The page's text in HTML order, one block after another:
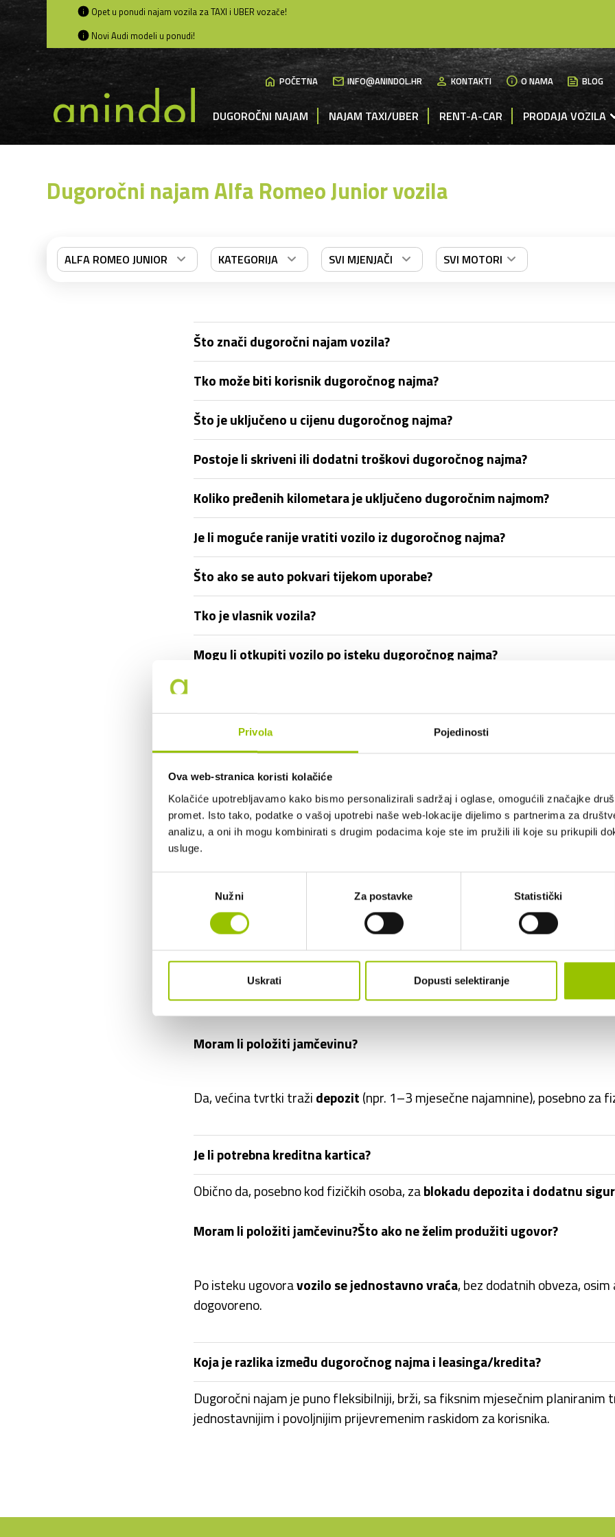
Privola Pojedinosti
Ova web-stranica koristi kolačiće
Kolačiće upotrebljavamo kako bismo personalizirali sadržaj i oglase, omogućili značajke
promet. Isto tako, podatke o vašoj upotrebi naše web-lokacije dijelimo s partnerima za
analizu, a oni ih mogu kombinirati s drugim podacima koje ste im pružili ili koje su prikupili
usluge.
Nužni Za postavke Statistički
Uskrati Dopusti selektiranje
Opet u ponudi najam vozila za TAXI i UBER vozače!
Novi Audi modeli u ponudi!
homePOČETNA mailINFO@ANINDOL.HR personKONTAKTI infoO NAMA NewsBLOG
DUGOROČNI NAJAM NAJAM TAXI/UBER RENT-A-CAR PRODAJA VOZILA
Dugoročni najam Alfa Romeo Junior vozila
ALFA ROMEO JUNIOR KATEGORIJA SVI MJENJAČI SVI MOTORI
Što znači dugoročni najam vozila?
Tko može biti korisnik dugoročnog najma?
Što je uključeno u cijenu dugoročnog najma?
Postoje li skriveni ili dodatni troškovi dugoročnog najma?
Koliko pređenih kilometara je uključeno dugoročnim najmom?
Je li moguće ranije vratiti vozilo iz dugoročnog najma?
Što ako se auto pokvari tijekom uporabe?
Tko je vlasnik vozila?
Mogu li otkupiti vozilo po isteku dugoročnog najma?
Što ako prouzročim prometni prekršaj ili parkirnu kaznu?
Tko plaća gorivo?
Je li u cijenu dugoročnog najma uključen PDV?
Mogu li koristiti vozilo u inozemstvu?
Mogu li birati boju i opremu vozila?
Koliki je rok isporuke vozila u dugoročni najam?
Što ako ne želim produžiti ugovor?
Po isteku ugovoravozilo se vraća, bez dodatnih obveza.
Moram li položiti jamčevinu?
Da, većina tvrtki traži depozit (npr. 1–3 mjesečne najamnine), posebno za
Je li potrebna kreditna kartica?
Obično da, posebno kod fizičkih osoba, zablokadu depozita i dodatnu
Moram li položiti jamčevinu?Što ako ne želim produžiti ugovor?
Po isteku ugovoravozilo se jednostavno vraća, bez dodatnih obveza,
dogovoreno.
Koja je razlika između dugoročnog najma i leasinga/kredita?
Dugoročni najam je puno fleksibilniji, brži, sa fiksnim mjesečnim planiranim
jednostavnijim i povoljnijim prijevremenim raskidom za korisnika.